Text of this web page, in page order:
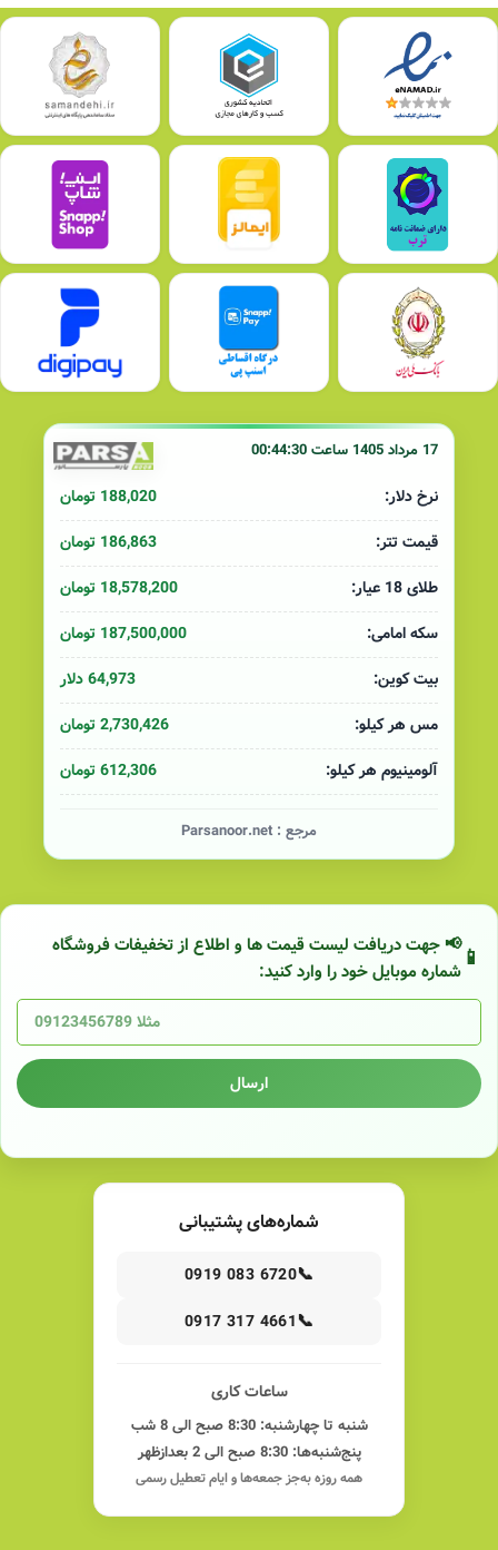
17 مرداد 1405 ساعت 00:44:30
نرخ دلار:
188,020 تومان
قیمت تتر:
186,863 تومان
طلای 18 عیار:
18,578,200 تومان
سکه امامی:
187,500,000 تومان
بیت کوین:
64,973 دلار
مس هر کیلو:
2,730,426 تومان
آلومینیوم هر کیلو:
612,306 تومان
مرجع : Parsanoor.net
📢 جهت دریافت لیست قیمت ها و اطلاع از تخفیفات فروشگاه
شماره موبایل خود را وارد کنید:
ارسال
شماره‌های پشتیبانی
📞
0919 083 6720
📞
0917 317 4661
ساعات کاری
شنبه تا چهارشنبه: 8:30 صبح الی 8 شب
پنج‌شنبه‌ها: 8:30 صبح الی 2 بعدازظهر
همه روزه به‌جز جمعه‌ها و ایام تعطیل رسمی